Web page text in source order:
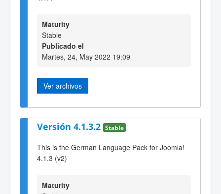
Maturity
Stable
Publicado el
Martes, 24, May 2022 19:09
Ver archivos
Versión 4.1.3.2 Stable
This is the German Language Pack for Joomla!
4.1.3 (v2)
Maturity